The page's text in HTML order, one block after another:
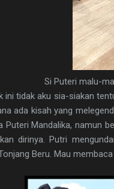
Si Puteri malu-
tidak aku sia-siakan
ada kisah yang
Puteri Mandalika, namun
dirinya. Putri
Beru. Mau